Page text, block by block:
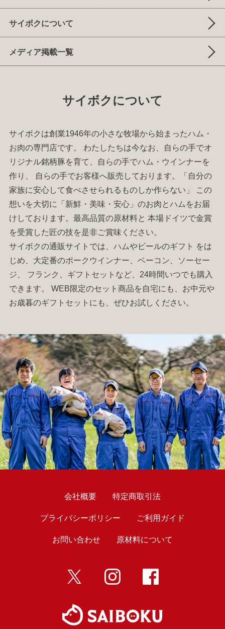
サイボクについて
メディア掲載一覧
サイボクについて
サイボクは創業1946年の小さな牧場から始まったハム ・
お肉の専門店です。 わたしたちは今なお、自らの手でオ
リジナル銘柄豚を育て、自らの手でハム ・ ウインナーを
作り、 自らの手でお客様へ販売しております。「自分の
家族に安心して食べさせられるものしか作らない」 この
想いを大切に「新鮮・美味・安心」のお肉とハム をお届
けしております。最高品質の原材料と 本場ドイツで金賞
を受賞した匠の技を是非ご賞味ください。
サイボクの通販サイトでは、 ハムやビールのギフト をは
じめ、大定番のポークウインナー ベーコン
ソーセー
ジ
フランク ギフトセット など、24時間いつでも購入
できます。 WEB限定のセット商品を自宅にも、お中元や
お歳暮のギフトセット にも、ぜひお試しください。
会社概要 特定商取引法
プライバシーポリシー ご利用ガイド
お問い合わせ 原材料について
twitter インスタ